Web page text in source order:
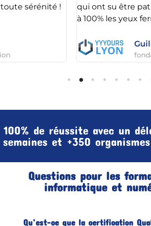
qui ont su être patients et efficaces
à 100% les yeux fermés !"
Guillaume Lanave
fondateur yyyours
100% de réussite avec un
semaines et +350
Questions pour les
informatique et
Qu’est-ce que la certification